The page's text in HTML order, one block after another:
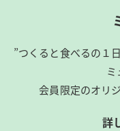
”つくると食べるの１
ミ
会員限定のオリ
詳